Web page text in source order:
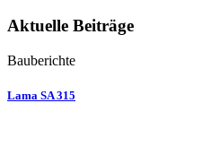
Aktuelle Beiträge
Bauberichte
Lama SA 315